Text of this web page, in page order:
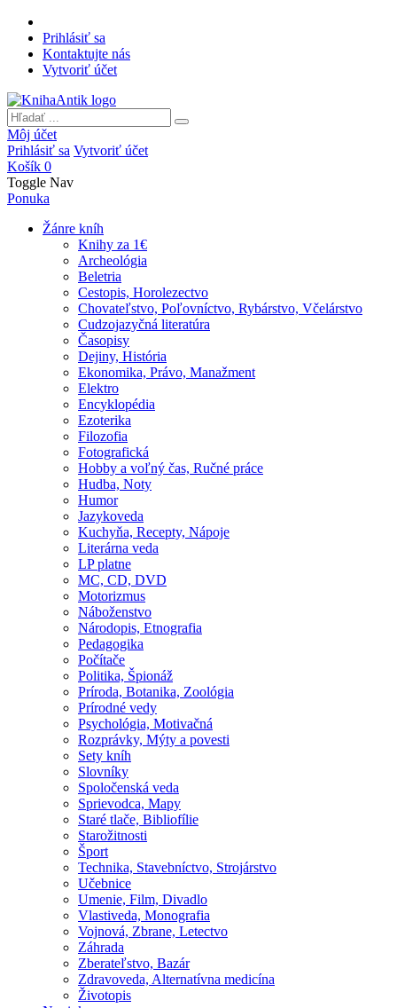
Prihlásiť sa
Kontaktujte nás
Vytvoriť účet
Môj účet
Prihlásiť sa Vytvoriť účet
Košík 0
Toggle Nav
Ponuka
Žánre kníh
Knihy za 1€
Archeológia
Beletria
Cestopis, Horolezectvo
Chovateľstvo, Poľovníctvo, Rybárstvo, Včelárstvo
Cudzojazyčná literatúra
Časopisy
Dejiny, História
Ekonomika, Právo, Manažment
Elektro
Encyklopédia
Ezoterika
Filozofia
Fotografická
Hobby a voľný čas, Ručné práce
Hudba, Noty
Humor
Jazykoveda
Kuchyňa, Recepty, Nápoje
Literárna veda
LP platne
MC, CD, DVD
Motorizmus
Náboženstvo
Národopis, Etnografia
Pedagogika
Počítače
Politika, Špionáž
Príroda, Botanika, Zoológia
Prírodné vedy
Psychológia, Motivačná
Rozprávky, Mýty a povesti
Sety kníh
Slovníky
Spoločenská veda
Sprievodca, Mapy
Staré tlače, Bibliofílie
Starožitnosti
Šport
Technika, Stavebníctvo, Strojárstvo
Učebnice
Umenie, Film, Divadlo
Vlastiveda, Monografia
Vojnová, Zbrane, Letectvo
Záhrada
Zberateľstvo, Bazár
Zdravoveda, Alternatívna medicína
Životopis